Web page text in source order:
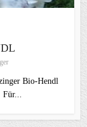
Bio-Hendl